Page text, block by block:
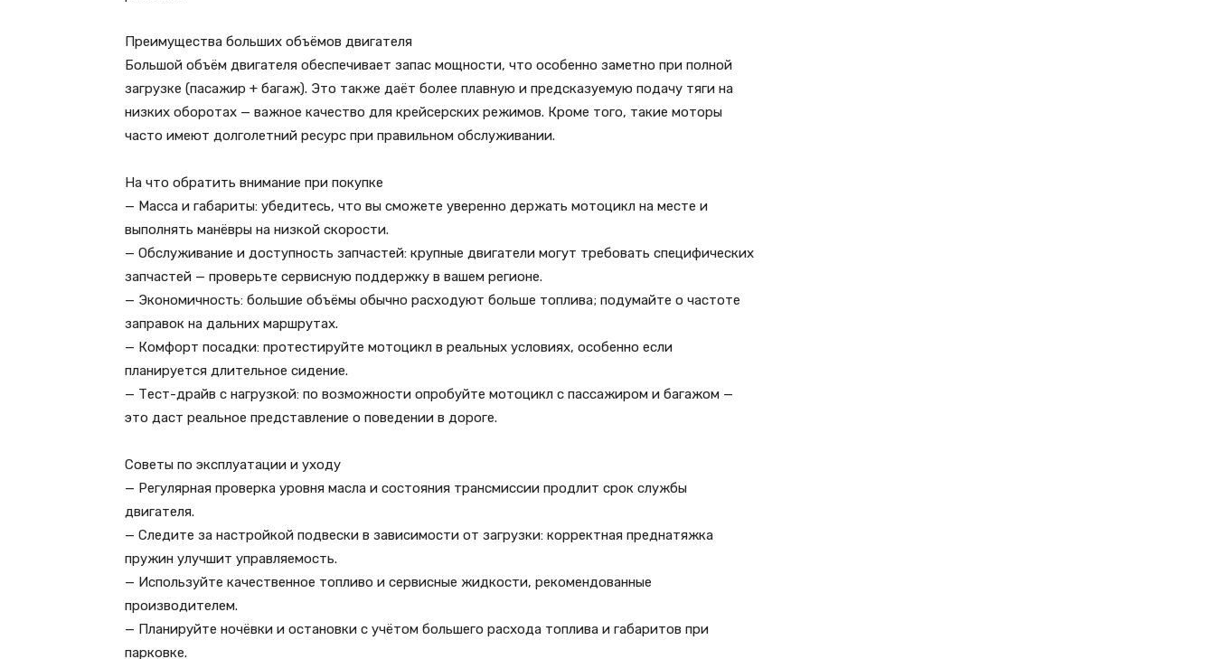
Преимущества больших объёмов двигателя
Большой объём двигателя обеспечивает запас мощности, что особенно заметно при полной
загрузке (пасажир + багаж). Это также даёт более плавную и предсказуемую подачу тяги на
низких оборотах — важное качество для крейсерских режимов. Кроме того, такие моторы
часто имеют долголетний ресурс при правильном обслуживании.
На что обратить внимание при покупке
— Масса и габариты: убедитесь, что вы сможете уверенно держать мотоцикл на месте и
выполнять манёвры на низкой скорости.
— Обслуживание и доступность запчастей: крупные двигатели могут требовать специфических
запчастей — проверьте сервисную поддержку в вашем регионе.
— Экономичность: большие объёмы обычно расходуют больше топлива; подумайте о частоте
заправок на дальних маршрутах.
— Комфорт посадки: протестируйте мотоцикл в реальных условиях, особенно если
планируется длительное сидение.
— Тест-драйв с нагрузкой: по возможности опробуйте мотоцикл с пассажиром и багажом —
это даст реальное представление о поведении в дороге.
Советы по эксплуатации и уходу
— Регулярная проверка уровня масла и состояния трансмиссии продлит срок службы
двигателя.
— Следите за настройкой подвески в зависимости от загрузки: корректная преднатяжка
пружин улучшит управляемость.
— Используйте качественное топливо и сервисные жидкости, рекомендованные
производителем.
— Планируйте ночёвки и остановки с учётом большего расхода топлива и габаритов при
парковке.